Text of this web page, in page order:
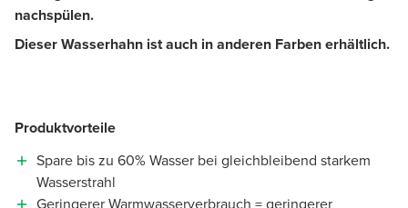
nachspülen.
Dieser Wasserhahn ist auch in anderen Farben erhältlich.
Produktvorteile
Spare bis zu 60% Wasser bei gleichbleibend starkem
Wasserstrahl